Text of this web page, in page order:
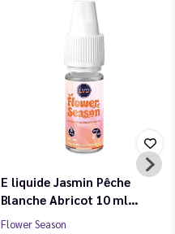
E liquide Jasmin Pêche
Blanche Abricot 10 ml…
Flower Season